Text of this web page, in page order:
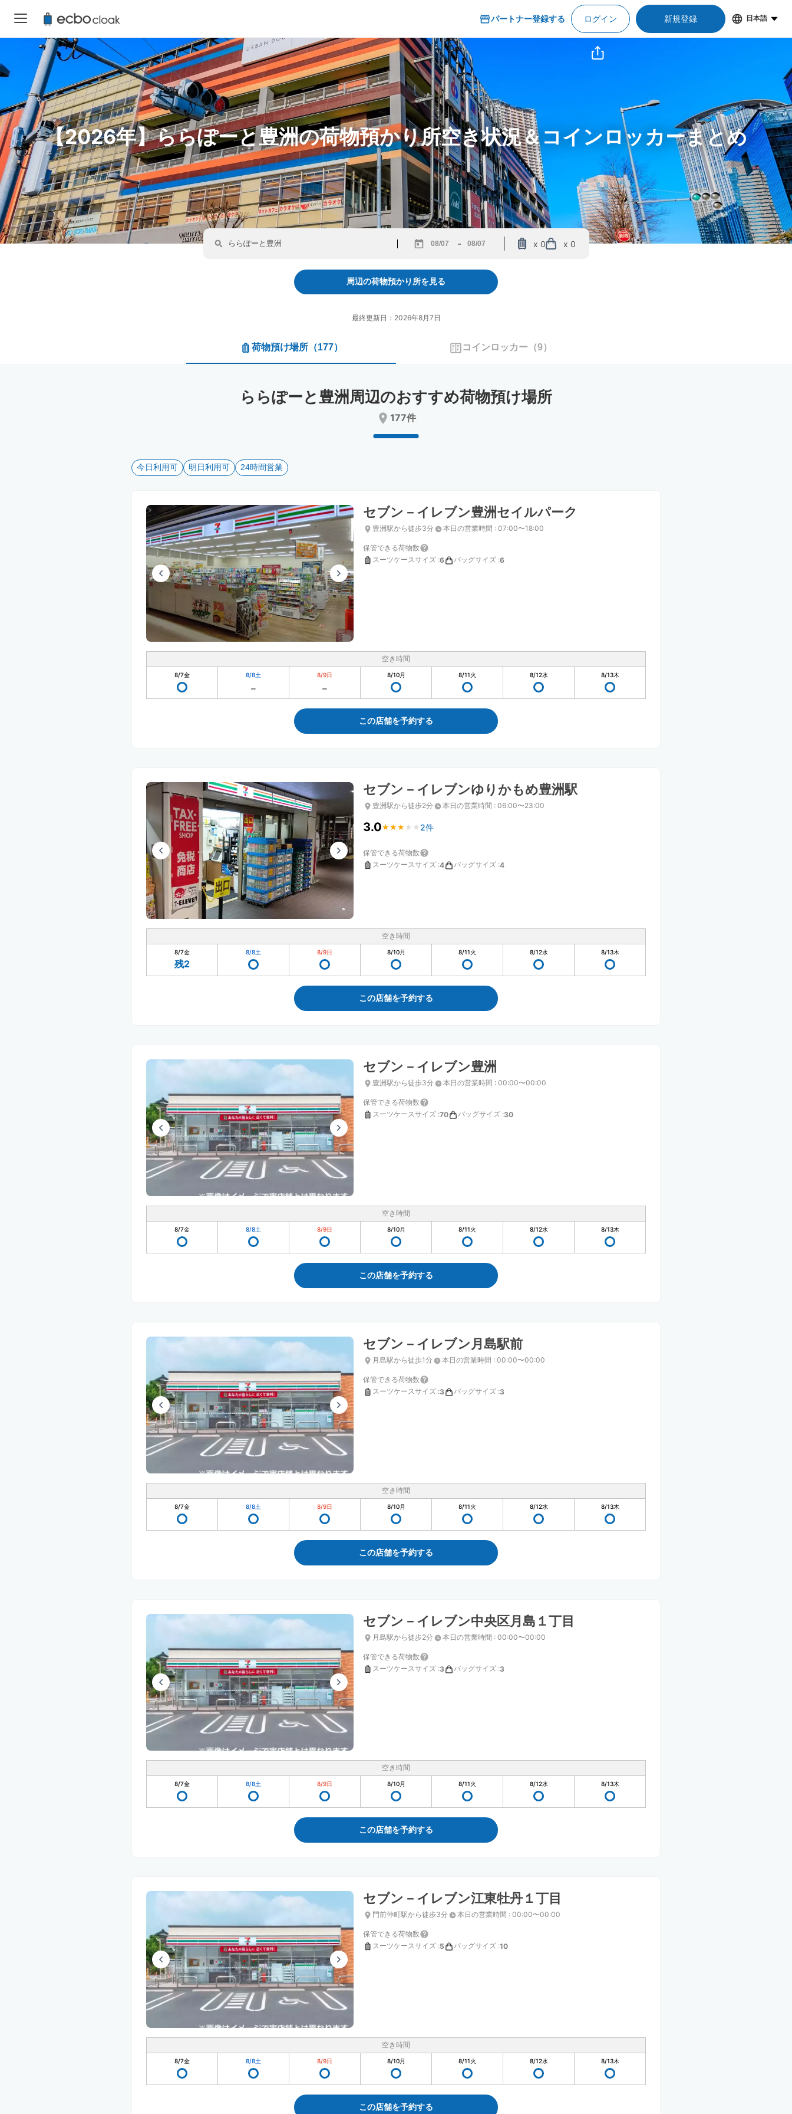
パートナー登録する ログイン 新規登録 日本語
【2026年】ららぽーと豊洲の荷物預かり所空き状況＆コインロッカーまとめ
forward
to
interact
the
select
the
changing
dates.
-
backward
interact
select
Press
the
for
changing
dates.
x 0 x 0
周辺の荷物預かり所を見る
最終更新日：2026年8月7日
荷物預け場所（177） コインロッカー （9）
ららぽーと豊洲周辺のおすすめ荷物預け場所
177件
今日利用可 明日利用可 24時間営業
セブン－イレブン豊洲セイルパーク
豊洲駅から徒歩3分 本日の営業時間 : 07:00〜18:00
保管できる荷物数
スーツケースサイズ :6 バッグサイズ :6
空き時間
8/7金 8/8土 8/9日 8/10月 8/11火 8/12水 8/13木
この店舗を予約する
セブン－イレブンゆりかもめ豊洲駅
豊洲駅から徒歩2分 本日の営業時間 : 06:00〜23:00
3.0★ ★ ★ ★ ★
★ ★ ★ ★ ★ 2件
保管できる荷物数
スーツケースサイズ :4 バッグサイズ :4
空き時間
8/7金
残2
8/8土 8/9日 8/10月 8/11火 8/12水 8/13木
この店舗を予約する
セブン－イレブン豊洲
豊洲駅から徒歩3分 本日の営業時間 : 00:00〜00:00
保管できる荷物数
スーツケースサイズ :70 バッグサイズ :30
空き時間
8/7金 8/8土 8/9日 8/10月 8/11火 8/12水 8/13木
この店舗を予約する
セブン－イレブン月島駅前
月島駅から徒歩1分 本日の営業時間 : 00:00〜00:00
保管できる荷物数
スーツケースサイズ :3 バッグサイズ :3
空き時間
8/7金 8/8土 8/9日 8/10月 8/11火 8/12水 8/13木
この店舗を予約する
セブン－イレブン中央区月島１丁目
月島駅から徒歩2分 本日の営業時間 : 00:00〜00:00
保管できる荷物数
スーツケースサイズ :3 バッグサイズ :3
空き時間
8/7金 8/8土 8/9日 8/10月 8/11火 8/12水 8/13木
この店舗を予約する
セブン－イレブン江東牡丹１丁目
門前仲町駅から徒歩3分 本日の営業時間 : 00:00〜00:00
保管できる荷物数
スーツケースサイズ :5 バッグサイズ :10
空き時間
8/7金 8/8土 8/9日 8/10月 8/11火 8/12水 8/13木
この店舗を予約する